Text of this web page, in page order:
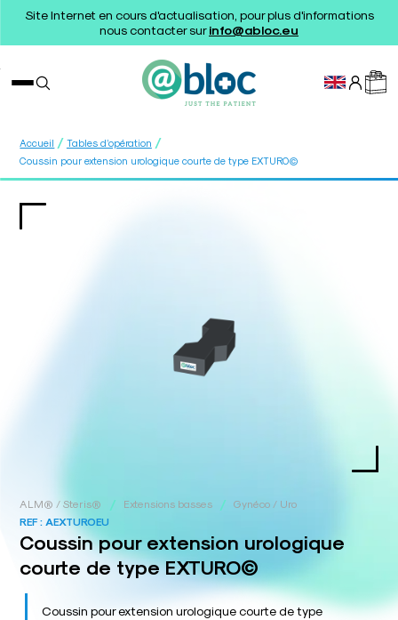
Site Internet en cours d'actualisation, pour plus d'informations
nous contacter surinfo@abloc.eu
Accueil / Tables d’opération /
Coussin pour extension urologique courte de type EXTURO©
ALM® / Steris® / Extensions basses /
Gynéco / Uro
REF : AEXTUROEU
Coussin pour extension urologique
courte de type EXTURO©
Coussin pour extension urologique courte de type